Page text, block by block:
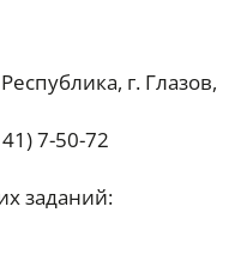
г. Глазов,
7-50-72
заданий: